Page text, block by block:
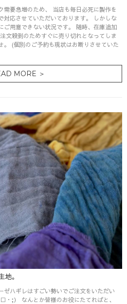
需要急増のため、 当店も毎日必死に製作を
せていただいております。 しかしな
ご用意できない状況です。 随時、在庫追加
文殺到のためすぐに売り切れとなってしま
。 (個別のご予約も現状はお断りさせていた
MORE ＞
。
ゼハギレはすごい勢いでご注文をいただい
てればと、